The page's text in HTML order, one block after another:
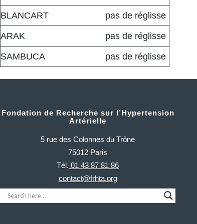
BLANCART pas de réglisse
ARAK pas de réglisse
SAMBUCA pas de réglisse
Fondation de Recherche sur l’Hypertension
Artérielle
5 rue des Colonnes du Trône
75012 Paris
Tél. 01 43 87 81 86
contact@frhta.org